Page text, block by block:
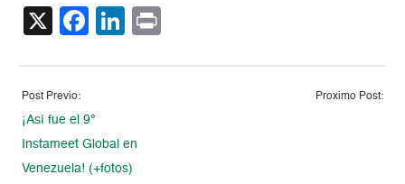
X Facebook
LinkedIn
Post Previo:
¡Así fue el 9°
Instameet Global en
Venezuela! (+fotos)
Proximo Post: